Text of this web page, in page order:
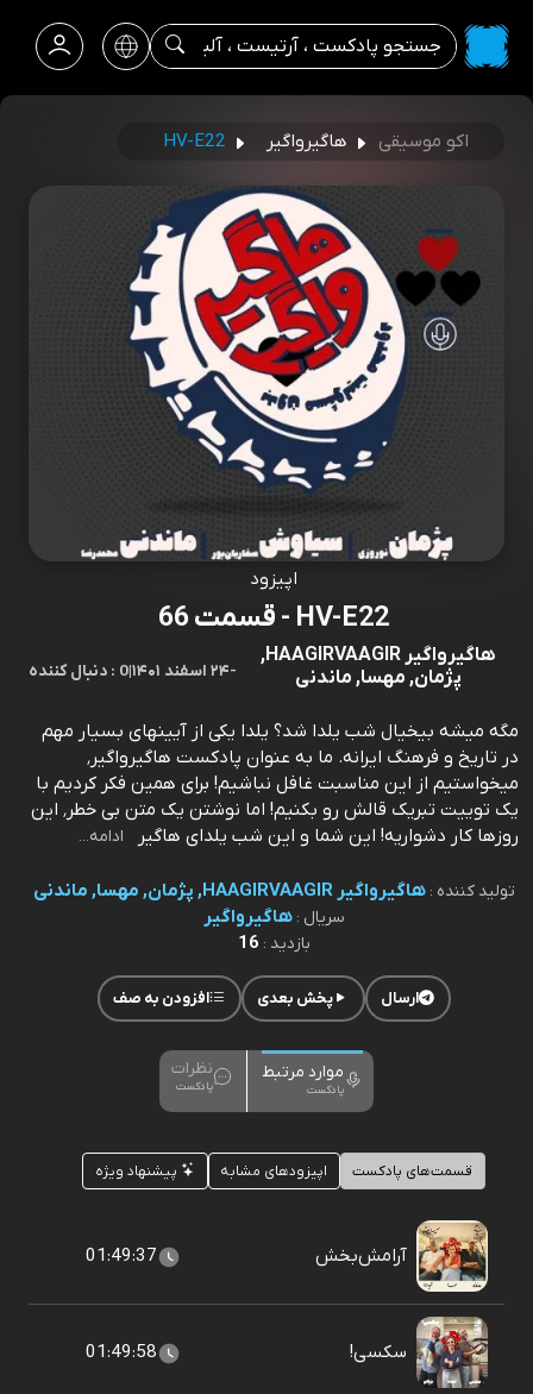
اکو موسیقی هاگیرواگیر HV-E22
اپیزود
HV-E22 - قسمت 66
هاگیرواگیر HAAGIRVAAGIR,
پژمان, مهسا, ماندنی
-۲۴ اسفند ۱۴۰۱ |0 : دنبال کننده
مگه میشه بیخیال شب یلدا شد؟ یلدا یکی از آیینهای بسیار مهم
در تاریخ و فرهنگ ایرانه. ما به عنوان پادکست هاگیرواگیر٬
میخواستیم از این مناسبت غافل نباشیم! برای همین فکر کردیم با
یک توییت تبریک قالش رو بکنیم! اما نوشتن یک متن بی خطر٬ این
روزها کار دشواریه! این شما و این شب یلدای هاگیر
ادامه...
تولید کننده :هاگیرواگیر HAAGIRVAAGIR, پژمان, مهسا, ماندنی
سریال :هاگیرواگیر
بازدید : 16
ارسال پخش بعدی افزودن به صف
موارد مرتبط
پادکست
نظرات
پادکست
قسمت‌های پادکست اپیزودهای مشابه پیشنهاد ویژه
آرامش‌بخش 01:49:37
سکسی! 01:49:58